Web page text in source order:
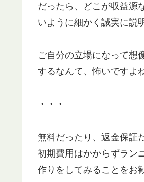
だったら、どこが収益源
いように細かく誠実に説
ご自分の立場になって想
するなんて、怖いですよ
・・・
無料だったり、返金保証
初期費用はかからずラン
作りをしてみることをお